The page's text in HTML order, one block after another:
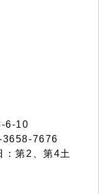
6-10
7676
第2、第4土